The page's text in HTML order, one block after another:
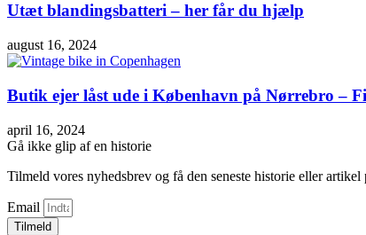
Utæt blandingsbatteri – her får du hjælp
august 16, 2024
Butik ejer låst ude i København på Nørrebro –
april 16, 2024
Gå ikke glip af en historie
Tilmeld vores nyhedsbrev og få den seneste historie eller artikel
Email
Tilmeld